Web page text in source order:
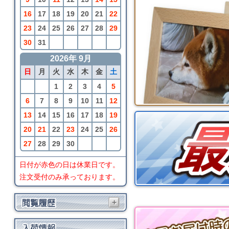
16
17 18 19 20 21
22
23
24 25 26 27 28
29
30
31
2026年 9月
日 月 火 水 木 金
土
1
2 3 4
5
6
7 8 9 10 11
12
13
14 15 16 17 18
19
20
21 22 23 24 25
26
27
28 29 30
日付が赤色の日は休業日です。
注文受付のみ承っております。
+
BRIO
セントラルトレインス